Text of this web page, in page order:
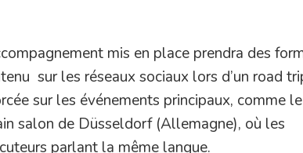
mis en place prendra des
sur les réseaux sociaux lors d’un road
sur les événements principaux, comme le
salon de Düsseldorf (Allemagne), où les
parlant la même langue.